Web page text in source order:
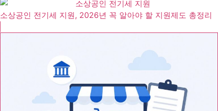
소상공인 전기세 지원, 2026년 꼭 알아야 할 지원제도 총정리